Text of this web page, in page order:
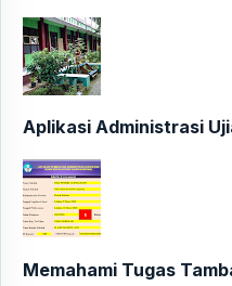
Aplikasi Administrasi
Memahami Tugas